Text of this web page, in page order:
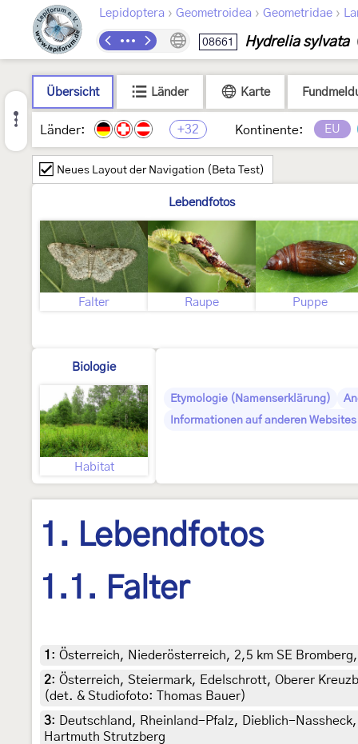
Lepidoptera › Geometroidea › Geometridae ›
08661 Hydrelia sylvata
Übersicht Länder Karte
Länder: +32 Kontinente: EU
Neues Layout der Navigation (Beta Test)
Lebendfotos
Falter Raupe Puppe
Biologie
Habitat
Etymologie (Namenserklärung)
Informationen auf anderen
1. Lebendfotos
1.1. Falter
1 : Österreich, Niederösterreich, 2,5 km SE
2: Österreich, Steiermark, Edelschrott, Oberer
(det. & Studiofoto: Thomas Bauer)
3:
Deutschland, Rheinland-Pfalz, Dieblich-
Hartmuth Strutzberg